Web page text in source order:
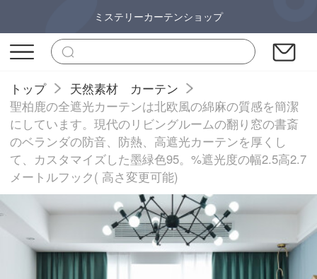
ミステリーカーテンショップ
トップ
天然素材 カーテン
聖柏鹿の全遮光カーテンは北欧風の綿麻の質感を簡潔
にしています。現代のリビングルームの翻り窓の書斎
のベランダの防音、防熱、高遮光カーテンを厚くし
て、カスタマイズした墨緑色95。%遮光度の幅2.5高2.7
メートルフック( 高さ変更可能)